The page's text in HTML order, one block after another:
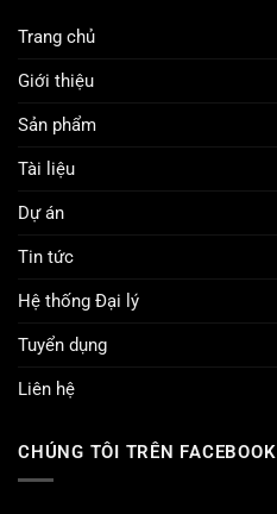
Trang chủ
Giới thiệu
Sản phẩm
Tài liệu
Dự án
Tin tức
Hệ thống Đại lý
Tuyển dụng
Liên hệ
CHÚNG TÔI TRÊN FACEBOOK